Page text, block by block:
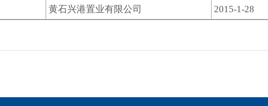
黄石兴港置业有限公司 2015-1-28